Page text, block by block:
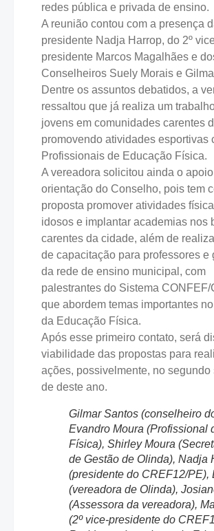
redes pública e privada de ensino.
A reunião contou com a presença
presidente Nadja Harrop, do 2º
presidente Marcos Magalhães e
Conselheiros Suely Morais e
Dentre os assuntos debatidos, a
ressaltou que já realiza um
jovens em comunidades carentes
promovendo atividades esportivas
Profissionais de Educação Física.
A vereadora solicitou ainda o
orientação do Conselho, pois tem
proposta promover atividades
idosos e implantar academias nos
carentes da cidade, além de
de capacitação para professores e
da rede de ensino municipal, com
palestrantes do Sistema
que abordem temas importantes
da Educação Física.
Após esse primeiro contato, será
viabilidade das propostas para
ações, possivelmente, no segundo
de deste ano.
Gilmar Santos (conselheiro
Evandro Moura (Profissional
Física), Shirley Moura
de Gestão de Olinda), Nadja
(presidente do CREF12/PE),
(vereadora de Olinda),
(Assessora da vereadora),
(2º vice-presidente do